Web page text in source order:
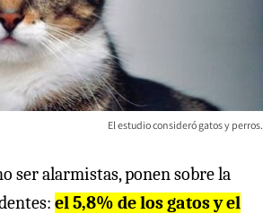
El estudio consideró gatos y perros.
ser alarmistas, ponen sobre la
el 5,8% de los gatos y el